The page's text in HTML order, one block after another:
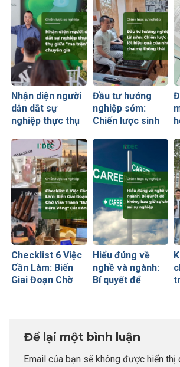
Nhận diện người
dẫn dắt sự
nghiệp thực thụ
chuyên gia
Đầu tư hướng
nghiệp sớm:
Chiến lược sinh
của những cha
Checklist 6 Việc
Cần Làm: Biến
Giai Đoạn Chờ
Hiểu đúng về
nghề và ngành:
Bí quyết để
Để lại một bình luận
Email của bạn sẽ không được hiển thị